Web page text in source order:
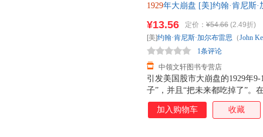
并成为学术界和证券投资界大
报》认为《1929年大崩盘》是
人难忘的岁月精湛分析”。 《
其娱乐价值而著称
1929年大崩盘 [美]约翰·肯尼斯·
引发美国股市大崩盘的1929年
子”，并且“把未来都吃掉了”。
降了30%，投资减少了80%，
思撰著的《1929年大崩盘》，
¥13.56 定价： ¥54.66 (2.49折)
中领文轩图书专营店
1条评论
[美]约翰·肯尼斯·加尔布雷思 （John
加入购物车 收藏